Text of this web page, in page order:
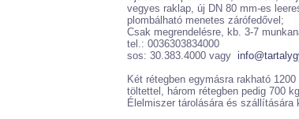
vegyes raklap, új DN 80 mm-es
plombálható menetes zárófedővel;
Csak megrendelésre, kb. 3-7
tel.: 0036303834000
sos: 30.383.4000 vagy
Két rétegben egymásra rakható 1200
töltettel, három rétegben pedig 700
Élelmiszer tárolására és szállítására